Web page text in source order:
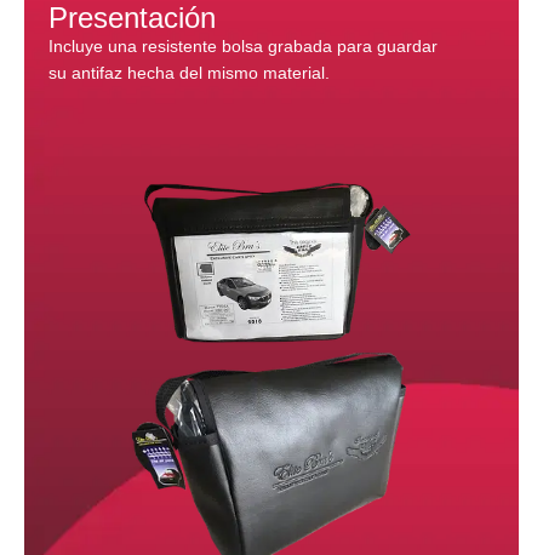
Presentación
Incluye una resistente bolsa grabada para guardar
su antifaz hecha del mismo material.